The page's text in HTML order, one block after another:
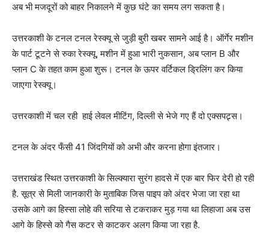
अब भी मजदूरों को बाहर निकालने में कुछ घंटे का समय लग सकता है।
उत्तरकाशी के टनल टनल रेस्क्यू से जुड़ी बुरी खबर सामने आई है। ऑर्गेर मशीन
के पार्ट टूटने से रुका रेस्क्यू, मशीन में हुआ भारी नुकसान, अब प्लान B और
प्लान C के तहत काम हुआ शुरू। टनल के ऊपर वर्टिकल ड्रिलिंग कर किया
जाएगा रेस्क्यू।
उत्तरकाशी में चल रही हाई लेवल मीटिंग, दिल्ली से भेजे गए हैं दो एक्सपट्र्स।
टनल के अंदर फँसी 41 जिंदगियों को अभी और करना होगा इंतजार।
उत्तराखंड स्थित उत्तरकाशी के सिल्क्यारा सुरंग हादसे में एक बार फिर देरी हो रही
है. सूत्र से मिली जानकारी के मुताबिक जिस पाइप को अंदर भेजा जा रहा था
उसके आगे का हिस्सा लोहे की सरिया से टकराकर मुड़ गया था लिहाजा अब उस
आगे के हिस्से को गैस कटर से काटकर अलग किया जा रहा है.